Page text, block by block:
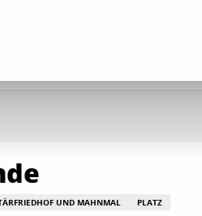
UND MAHNMAL PLATZ